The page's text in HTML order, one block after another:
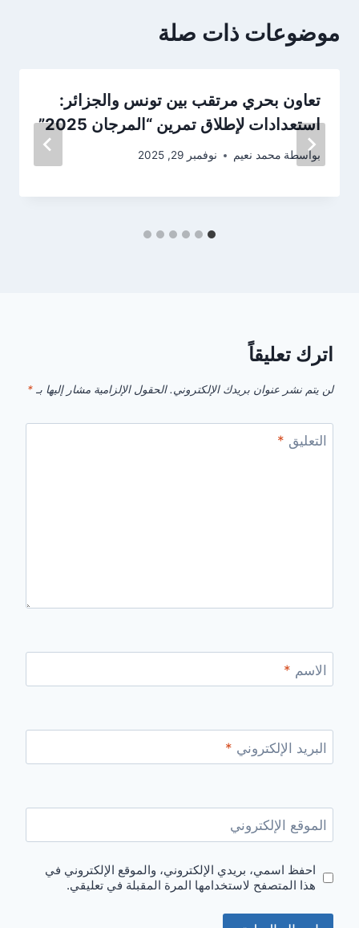
موضوعات ذات صلة
تعاون بحري مرتقب بين تونس والجزائر:
استعدادات لإطلاق تمرين “المرجان 2025”
بواسطة محمد نعيم نوفمبر 29, 2025
اترك تعليقاً
لن يتم نشر عنوان بريدك الإلكتروني. الحقول الإلزامية مشار إليها بـ *
التعليق *
الاسم *
البريد الإلكتروني *
الموقع الإلكتروني
احفظ اسمي، بريدي الإلكتروني، والموقع الإلكتروني في
هذا المتصفح لاستخدامها المرة المقبلة في تعليقي.